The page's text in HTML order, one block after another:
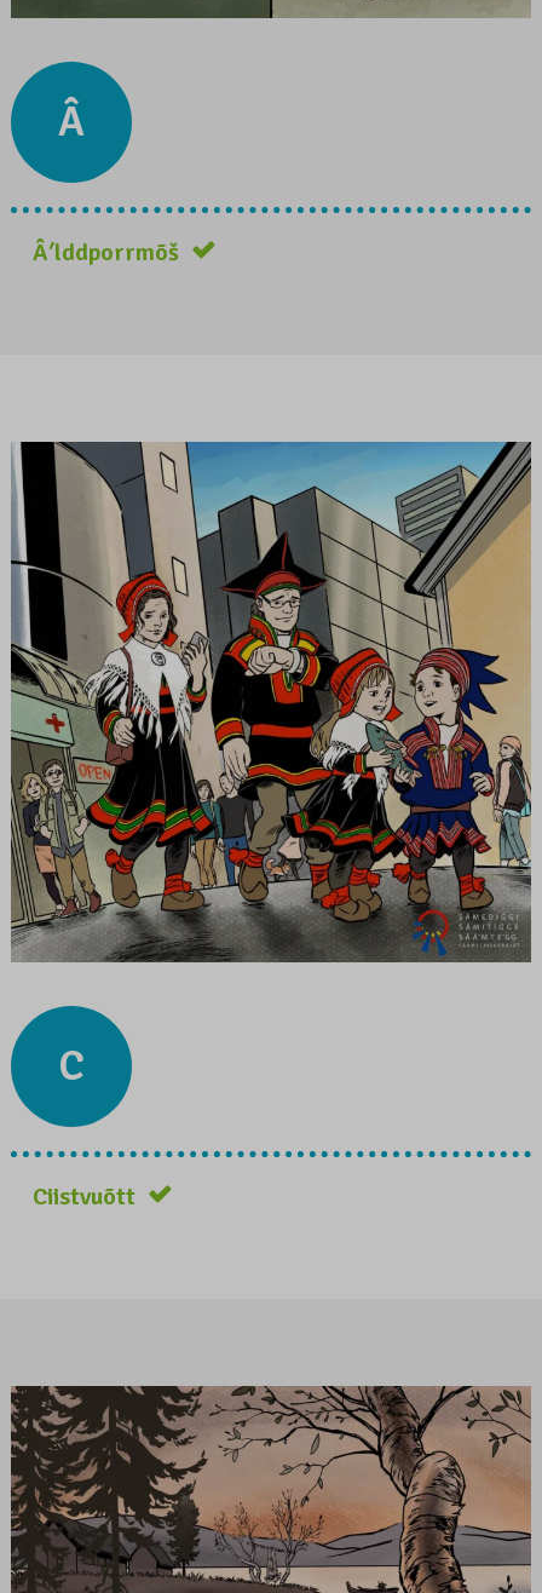
Â
Âʹlddporrmõš
C
Ciistvuõtt